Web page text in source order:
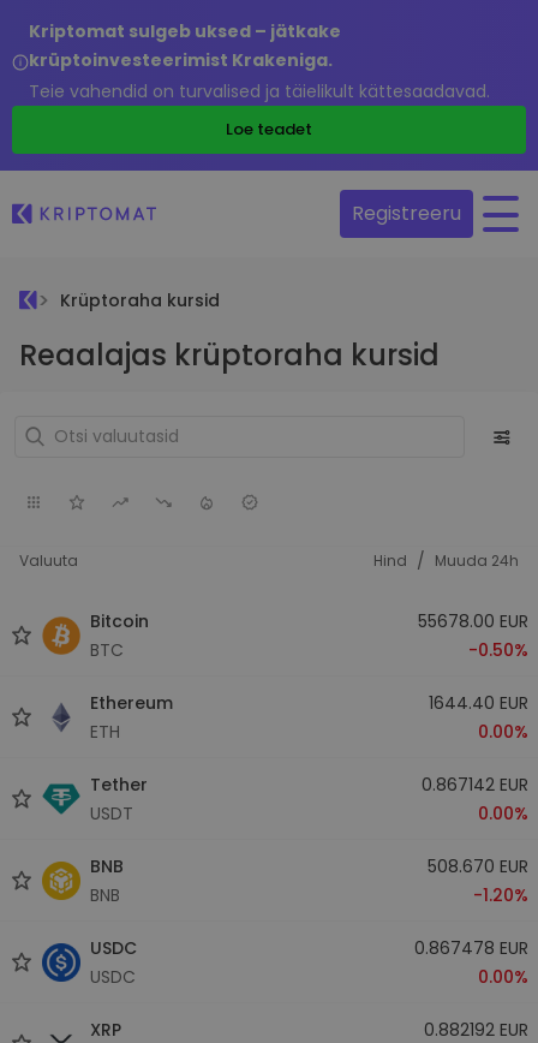
Kriptomat sulgeb uksed – jätkake
krüptoinvesteerimist Krakeniga.
Teie vahendid on turvalised ja täielikult kättesaadavad.
Loe teadet
Registreeru
Krüptoraha kursid
Reaalajas krüptoraha kursid
Valuuta Hind / Muuda 24h
Bitcoin
BTC
55678.00 EUR
-0.50%
Ethereum
ETH
1644.40 EUR
0.00%
Tether
USDT
0.867142 EUR
0.00%
BNB
BNB
508.670 EUR
-1.20%
USDC
USDC
0.867478 EUR
0.00%
XRP
0.882192 EUR